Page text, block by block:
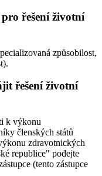
řešení životní
způsobilost,
řešení životní
k výkonu
členských států
zdravotnických
republice" podejte
(tento zástupce